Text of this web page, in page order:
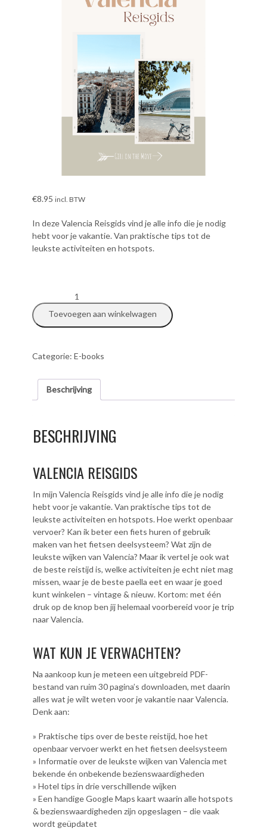
€8.95 incl. BTW
In deze Valencia Reisgids vind je alle info die je nodig
hebt voor je vakantie. Van praktische tips tot de
leukste activiteiten en hotspots.
Reisgids
aantal
Toevoegen aan winkelwagen
Categorie: E-books
Beschrijving
BESCHRIJVING
VALENCIA REISGIDS
In mijn Valencia Reisgids vind je alle info die je nodig
hebt voor je vakantie. Van praktische tips tot de
leukste activiteiten en hotspots. Hoe werkt openbaar
vervoer? Kan ik beter een fiets huren of gebruik
maken van het fietsen deelsysteem? Wat zijn de
leukste wijken van Valencia? Maar ik vertel je ook wat
de beste reistijd is, welke activiteiten je echt niet mag
missen, waar je de beste paella eet en waar je goed
kunt winkelen – vintage & nieuw. Kortom: met één
druk op de knop ben jij helemaal voorbereid voor je trip
naar Valencia.
WAT KUN JE VERWACHTEN?
Na aankoop kun je meteen een uitgebreid PDF-
bestand van ruim 30 pagina’s downloaden, met daarin
alles wat je wilt weten voor je vakantie naar Valencia.
Denk aan:
» Praktische tips over de beste reistijd, hoe het
openbaar vervoer werkt en het fietsen deelsysteem
» Informatie over de leukste wijken van Valencia met
bekende én onbekende bezienswaardigheden
» Hotel tips in drie verschillende wijken
» Een handige Google Maps kaart waarin alle hotspots
& bezienswaardigheden zijn opgeslagen – die vaak
wordt geüpdatet